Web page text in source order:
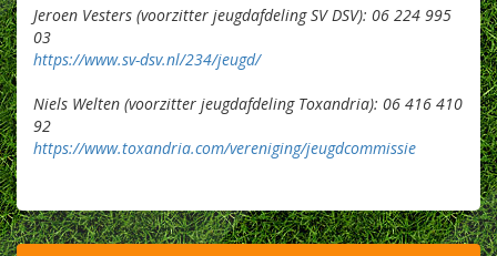
Jeroen Vesters (voorzitter jeugdafdeling SV DSV): 06 224 995
03
https://www.sv-dsv.nl/234/jeugd/
Niels Welten (voorzitter jeugdafdeling Toxandria): 06 416 410
92
https://www.toxandria.com/vereniging/jeugdcommissie